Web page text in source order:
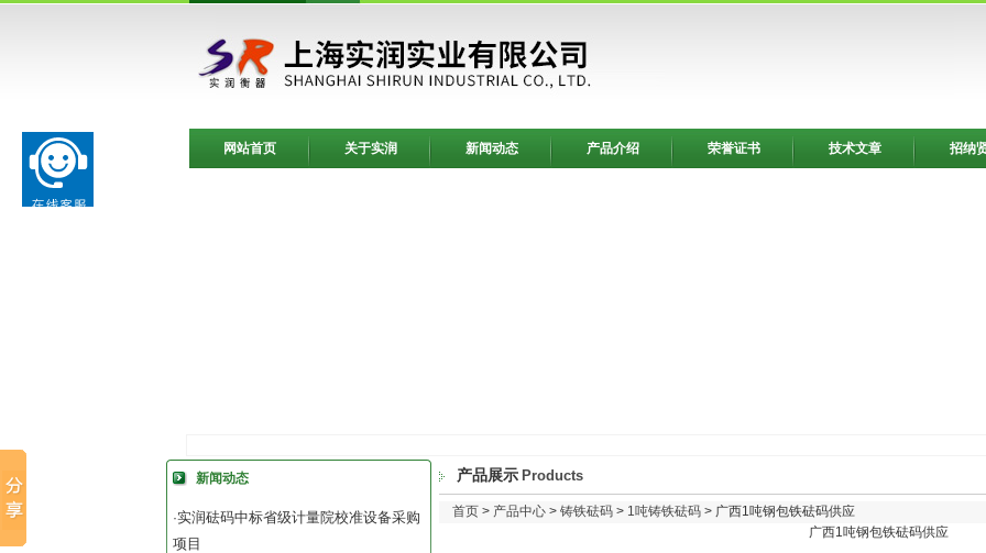
网站首页 关于实润 新闻动态 产品介绍 荣誉证书 技术文章 招纳
新闻动态
·实润砝码中标省级计量院校准设备采购
项目
产品展示 Products
首页> 产品中心> 铸铁砝码> 1吨铸铁砝码> 广西1吨钢包铁砝码供应
广西1吨钢包铁砝码供应